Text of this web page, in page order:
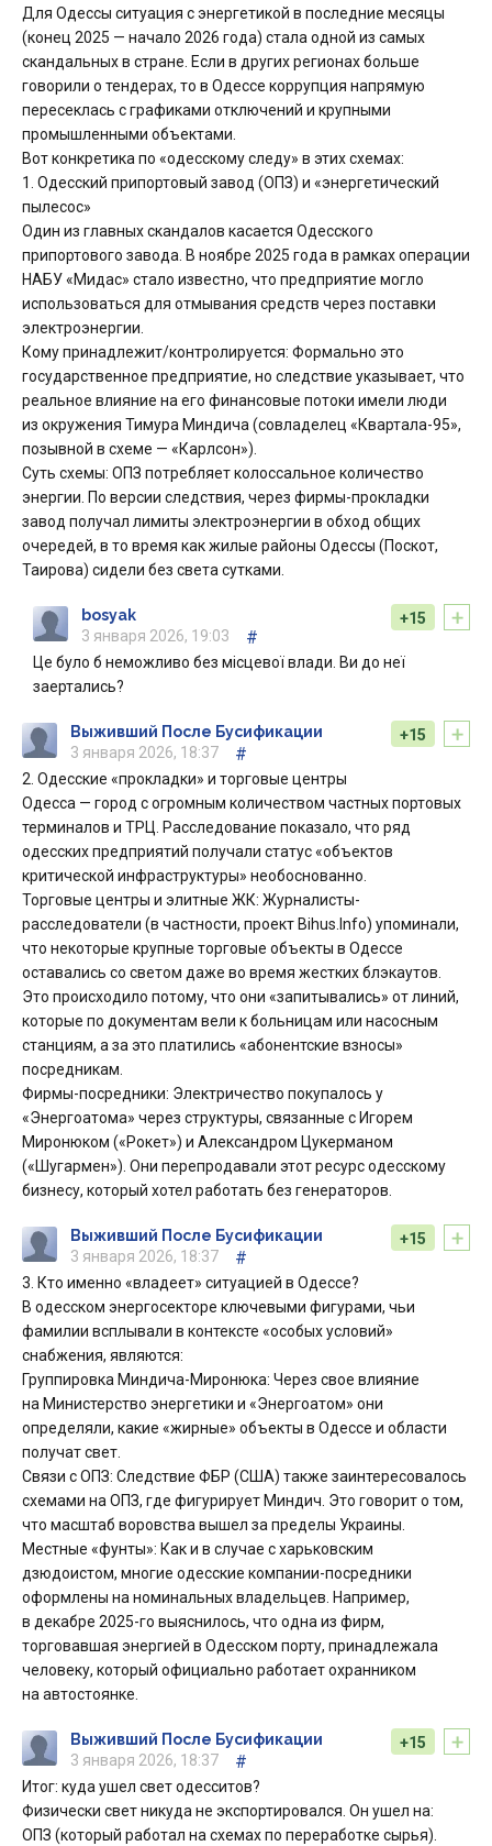
Для Одессы ситуация с энергетикой в последние месяцы
(конец 2025 — начало 2026 года) стала одной из самых
скандальных в стране. Если в других регионах больше
говорили о тендерах, то в Одессе коррупция напрямую
пересеклась с графиками отключений и крупными
промышленными объектами.
Вот конкретика по «одесскому следу» в этих схемах:
1. Одесский припортовый завод (ОПЗ) и «энергетический
пылесос»
Один из главных скандалов касается Одесского
припортового завода. В ноябре 2025 года в рамках операции
НАБУ «Мидас» стало известно, что предприятие могло
использоваться для отмывания средств через поставки
электроэнергии.
Кому принадлежит/контролируется: Формально это
государственное предприятие, но следствие указывает, что
реальное влияние на его финансовые потоки имели люди
из окружения Тимура Миндича (совладелец «Квартала-95»,
позывной в схеме — «Карлсон»).
Суть схемы: ОПЗ потребляет колоссальное количество
энергии. По версии следствия, через фирмы-прокладки
завод получал лимиты электроэнергии в обход общих
очередей, в то время как жилые районы Одессы (Поскот,
Таирова) сидели без света сутками.
+
+15
bosyak
3 января 2026, 19:03
#
Це було б неможливо без місцевої влади. Ви до неї
заертались?
+
+15
Выживший После Бусификации
3 января 2026, 18:37
#
2. Одесские «прокладки» и торговые центры
Одесса — город с огромным количеством частных портовых
терминалов и ТРЦ. Расследование показало, что ряд
одесских предприятий получали статус «объектов
критической инфраструктуры» необоснованно.
Торговые центры и элитные ЖК: Журналисты-
расследователи (в частности, проект Bihus.Info) упоминали,
что некоторые крупные торговые объекты в Одессе
оставались со светом даже во время жестких блэкаутов.
Это происходило потому, что они «запитывались» от линий,
которые по документам вели к больницам или насосным
станциям, а за это платились «абонентские взносы»
посредникам.
Фирмы-посредники: Электричество покупалось у
«Энергоатома» через структуры, связанные с Игорем
Миронюком («Рокет») и Александром Цукерманом
(«Шугармен»). Они перепродавали этот ресурс одесскому
бизнесу, который хотел работать без генераторов.
+
+15
Выживший После Бусификации
3 января 2026, 18:37
#
3. Кто именно «владеет» ситуацией в Одессе?
В одесском энергосекторе ключевыми фигурами, чьи
фамилии всплывали в контексте «особых условий»
снабжения, являются:
Группировка Миндича-Миронюка: Через свое влияние
на Министерство энергетики и «Энергоатом» они
определяли, какие «жирные» объекты в Одессе и области
получат свет.
Связи с ОПЗ: Следствие ФБР (США) также заинтересовалось
схемами на ОПЗ, где фигурирует Миндич. Это говорит о том,
что масштаб воровства вышел за пределы Украины.
Местные «фунты»: Как и в случае с харьковским
дзюдоистом, многие одесские компании-посредники
оформлены на номинальных владельцев. Например,
в декабре 2025-го выяснилось, что одна из фирм,
торговавшая энергией в Одесском порту, принадлежала
человеку, который официально работает охранником
на автостоянке.
+
+15
Выживший После Бусификации
3 января 2026, 18:37
#
Итог: куда ушел свет одесситов?
Физически свет никуда не экспортировался. Он ушел на:
ОПЗ (который работал на схемах по переработке сырья).